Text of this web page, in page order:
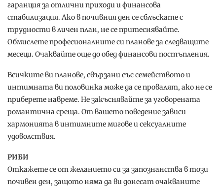
гаранция за отлични приходи и финансова
стабилизация. Ако в почивния ден се сблъскате с
трудности в личен план, не се притеснявайте.
Обмислете професионалните си планове за следващите
месеци. Очаквайте още до обед финансови постъпления.
Всичките ви планове, свързани със семейството и
интимната ви половинка може да се провалят, ако не се
приберете навреме. Не закъснявайте за уговорената
романтична среща. От вашето поведение зависи
хармонията в интимните мигове и сексуалните
удоволствия.
РИБИ
Откажете се от желанието си за запознанства в този
почивен ден, защото няма да ви донесат очакваните